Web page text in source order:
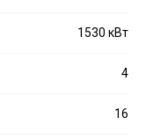
1530 кВт
4
16